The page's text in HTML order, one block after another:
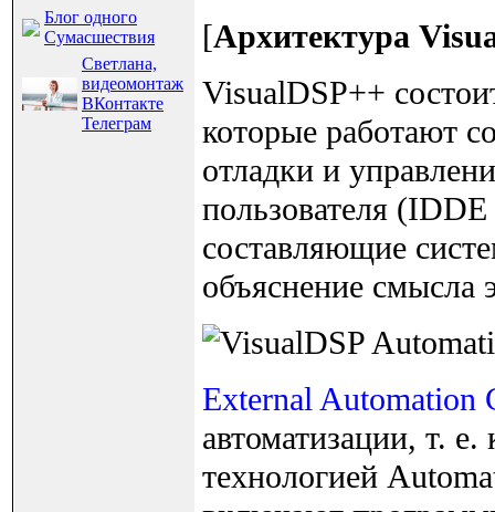
Блог одного
Сумасшествия
Светлана,
видеомонтаж
ВКонтакте
Телеграм
[Архитектура
VisualDSP++
которые работают
отладки и
пользователя
составляющие
объяснение смысла
External Automation
автоматизации, т.
технологией